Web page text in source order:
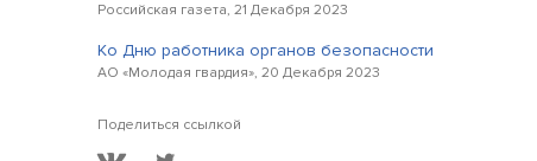
Российская газета, 21 Декабря 2023
Ко Дню работника органов безопасности
АО «Молодая гвардия», 20 Декабря 2023
Поделиться ссылкой